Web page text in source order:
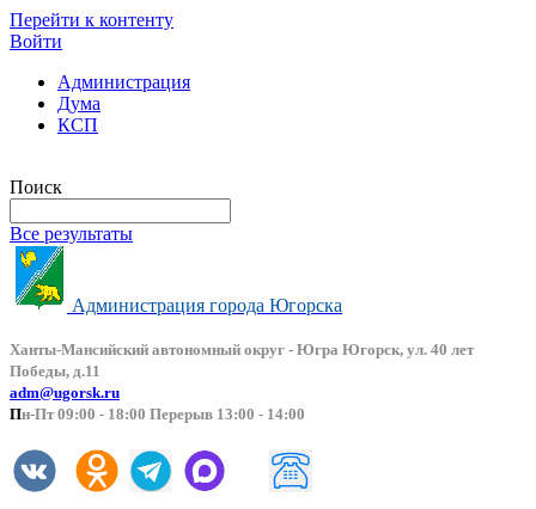
Перейти к контенту
Войти
Администрация
Дума
КСП
Поиск
Все результаты
Администрация города Югорска
Ханты-Мансийский автономный округ - Югра Югорск, ул. 40 лет
Победы, д.11
adm@ugorsk.ru
Пн-Пт 09:00 - 18:00 Перерыв 13:00 - 14:00